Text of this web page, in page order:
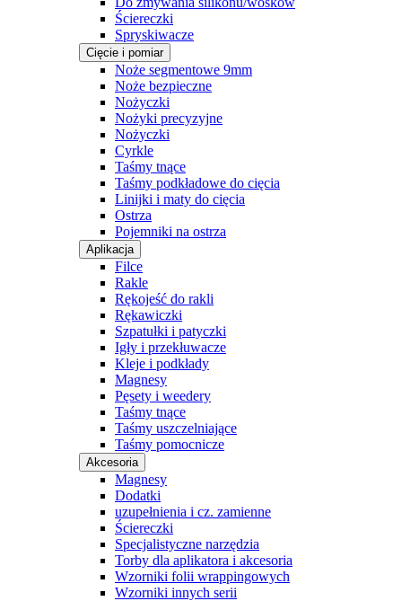
Ściereczki
Spryskiwacze
Cięcie i pomiar
Noże segmentowe 9mm
Noże bezpieczne
Nożyczki
Nożyki precyzyjne
Nożyczki
Cyrkle
Taśmy tnące
Taśmy podkładowe do cięcia
Linijki i maty do cięcia
Ostrza
Pojemniki na ostrza
Aplikacja
Filce
Rakle
Rękojeść do rakli
Rękawiczki
Szpatułki i patyczki
Igły i przekłuwacze
Kleje i podkłady
Magnesy
Pęsety i weedery
Taśmy tnące
Taśmy uszczelniające
Taśmy pomocnicze
Akcesoria
Magnesy
Dodatki
uzupełnienia i cz. zamienne
Ściereczki
Specjalistyczne narzędzia
Torby dla aplikatora i akcesoria
Wzorniki folii wrappingowych
Wzorniki innych serii